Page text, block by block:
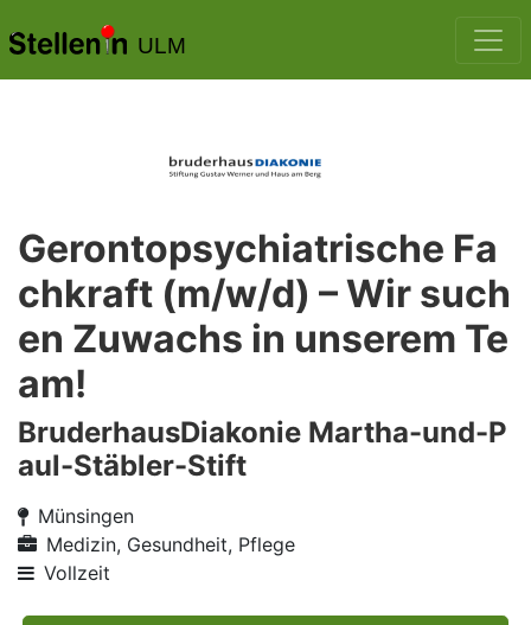
ULM
Gerontopsychiatrische Fa
chkraft (m/w/d) – Wir such
en Zuwachs in unserem Te
am!
BruderhausDiakonie Martha-und-P
aul-Stäbler-Stift
Münsingen
Medizin, Gesundheit, Pflege
Vollzeit